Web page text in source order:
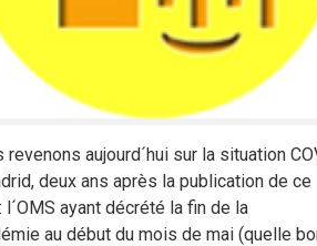
revenons aujourd´hui sur la situation
deux ans après la publication de ce
l´OMS ayant décrété la fin de la
au début du mois de mai (quelle